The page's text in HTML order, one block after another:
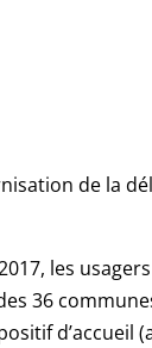
de la
les
36
d’accueil